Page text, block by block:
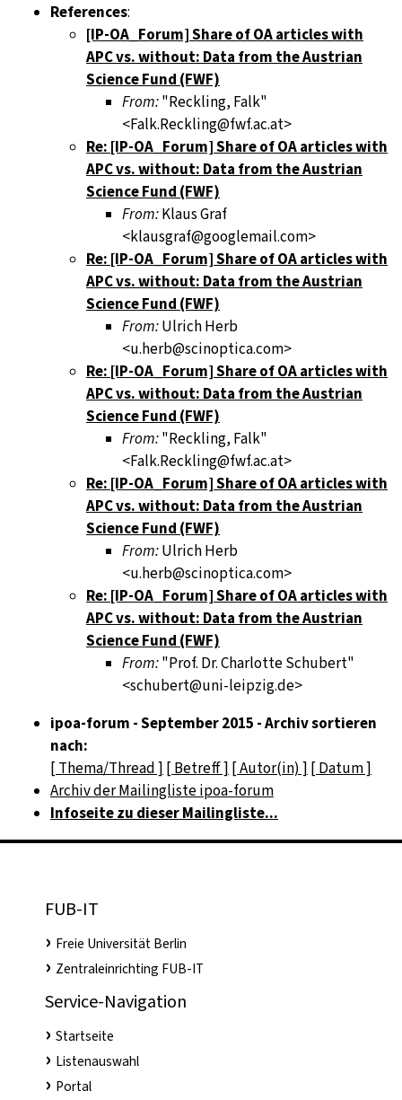
References:
[IP-OA_Forum] Share of OA articles with
APC vs. without: Data from the Austrian
Science Fund (FWF)
From:"Reckling, Falk"
<Falk.Reckling@fwf.ac.at>
Re: [IP-OA_Forum] Share of OA articles with
APC vs. without: Data from the Austrian
Science Fund (FWF)
From:Klaus Graf
<klausgraf@googlemail.com>
Re: [IP-OA_Forum] Share of OA articles with
APC vs. without: Data from the Austrian
Science Fund (FWF)
From:Ulrich Herb
<u.herb@scinoptica.com>
Re: [IP-OA_Forum] Share of OA articles with
APC vs. without: Data from the Austrian
Science Fund (FWF)
From:"Reckling, Falk"
<Falk.Reckling@fwf.ac.at>
Re: [IP-OA_Forum] Share of OA articles with
APC vs. without: Data from the Austrian
Science Fund (FWF)
From:Ulrich Herb
<u.herb@scinoptica.com>
Re: [IP-OA_Forum] Share of OA articles with
APC vs. without: Data from the Austrian
Science Fund (FWF)
From:"Prof. Dr. Charlotte Schubert"
<schubert@uni-leipzig.de>
ipoa-forum - September 2015 - Archiv sortieren
nach:
[ Thema/Thread ] [ Betreff ] [ Autor(in) ] [ Datum ]
Archiv der Mailingliste ipoa-forum
Infoseite zu dieser Mailingliste...
FUB-IT
Freie Universität Berlin
Zentraleinrichting FUB-IT
Service-Navigation
Startseite
Listenauswahl
Portal